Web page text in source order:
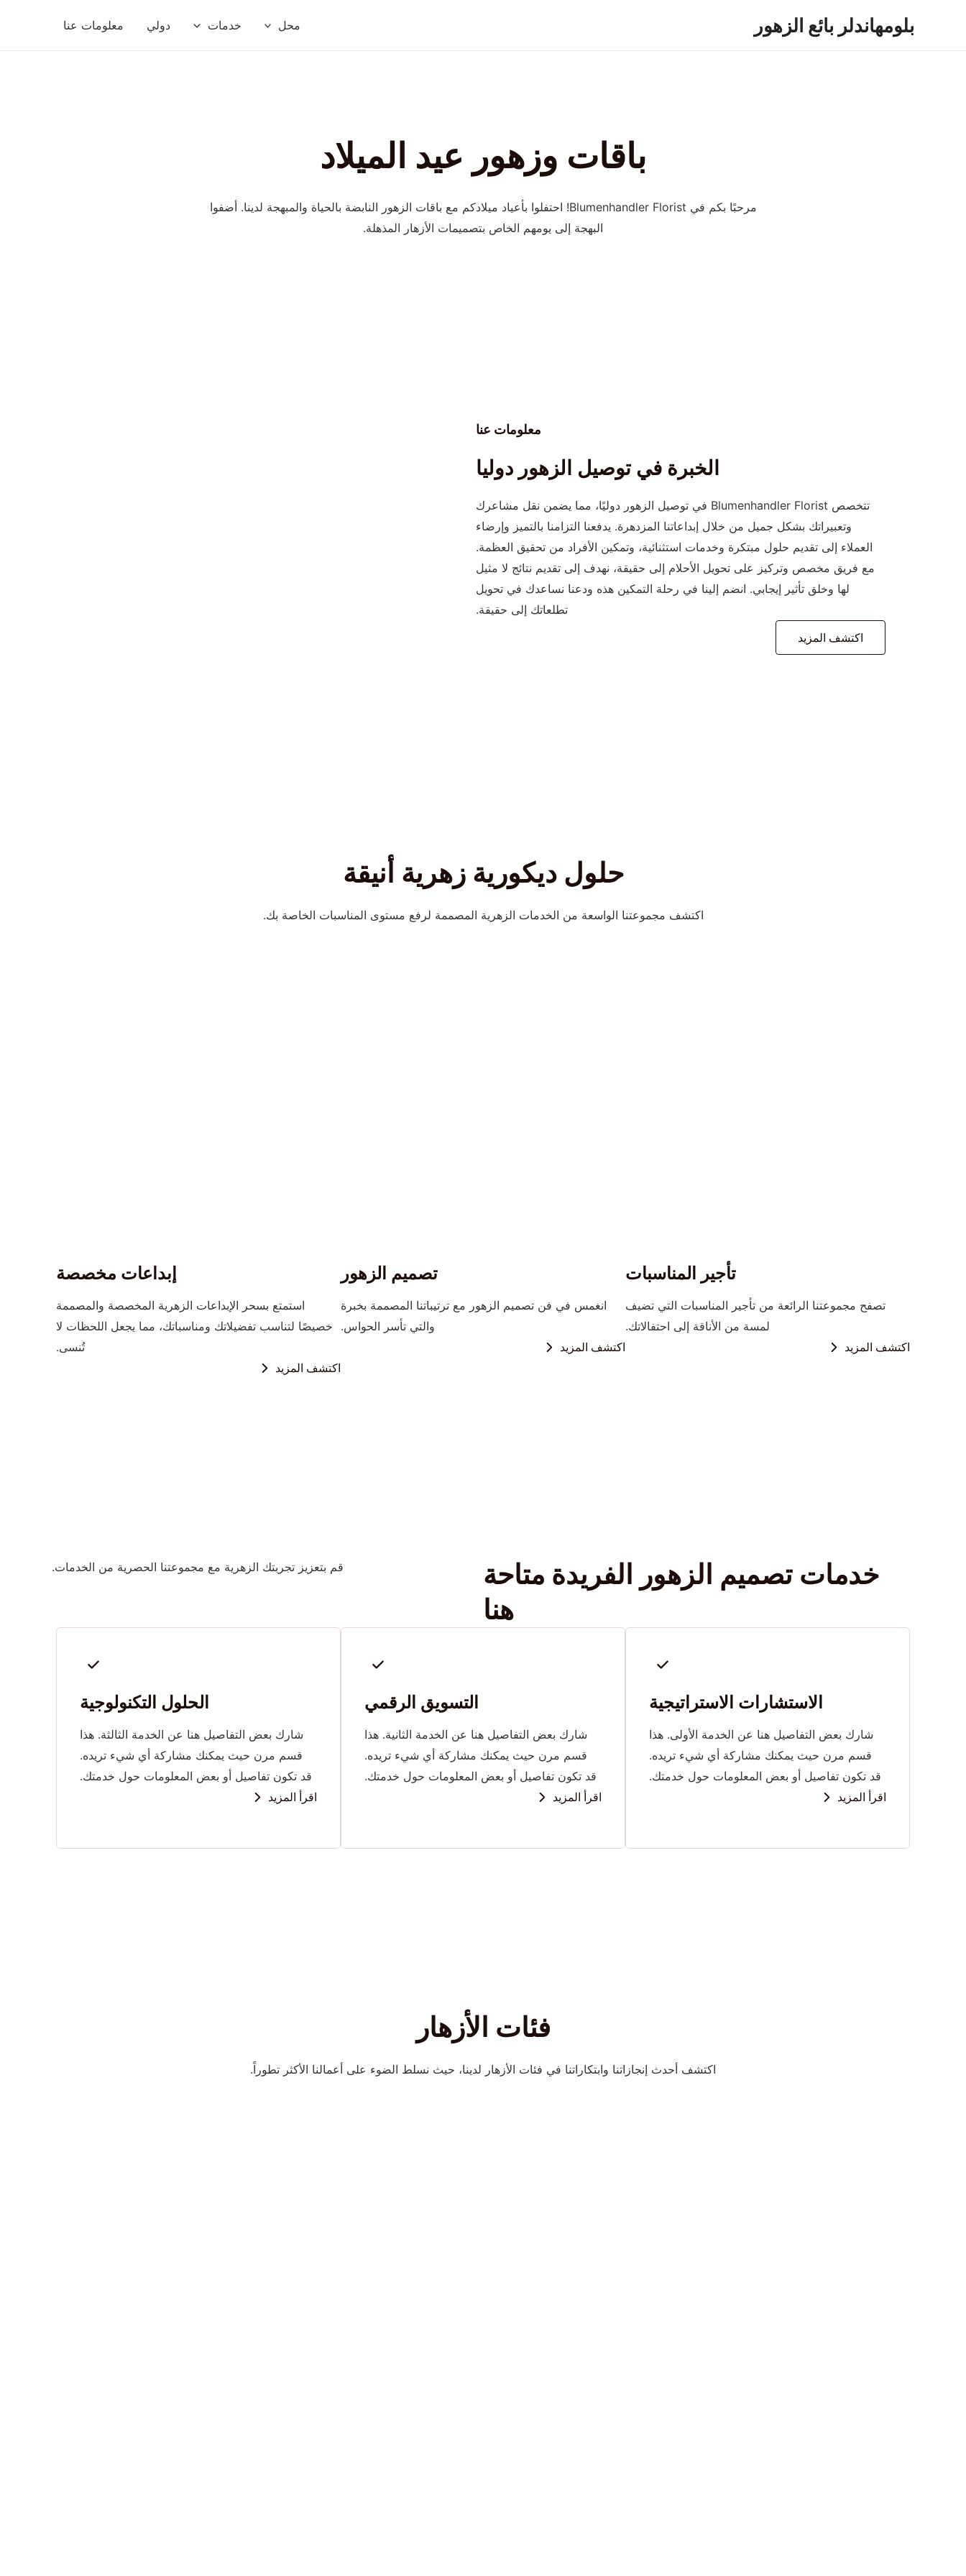
بلومهاندلر بائع الزهور محل خدمات دولي معلومات عنا
باقات وزهور عيد الميلاد
مرحبًا بكم في Blumenhandler Florist! احتفلوا بأعياد ميلادكم مع باقات الزهور النابضة بالحياة والمبهجة لدينا. أضفوا
البهجة إلى يومهم الخاص بتصميمات الأزهار المذهلة.
معلومات عنا
الخبرة في توصيل الزهور دوليا
تتخصص Blumenhandler Florist في توصيل الزهور دوليًا، مما يضمن نقل مشاعرك
وتعبيراتك بشكل جميل من خلال إبداعاتنا المزدهرة. يدفعنا التزامنا بالتميز وإرضاء
العملاء إلى تقديم حلول مبتكرة وخدمات استثنائية، وتمكين الأفراد من تحقيق العظمة.
مع فريق مخصص وتركيز على تحويل الأحلام إلى حقيقة، نهدف إلى تقديم نتائج لا مثيل
لها وخلق تأثير إيجابي. انضم إلينا في رحلة التمكين هذه ودعنا نساعدك في تحويل
تطلعاتك إلى حقيقة.
اكتشف المزيد
حلول ديكورية زهرية أنيقة
اكتشف مجموعتنا الواسعة من الخدمات الزهرية المصممة لرفع مستوى المناسبات الخاصة بك.
تأجير المناسبات
تصفح مجموعتنا الرائعة من تأجير المناسبات التي تضيف
لمسة من الأناقة إلى احتفالاتك.
اكتشف المزيد
تصميم الزهور
انغمس في فن تصميم الزهور مع ترتيباتنا المصممة بخبرة
والتي تأسر الحواس.
اكتشف المزيد
إبداعات مخصصة
استمتع بسحر الإبداعات الزهرية المخصصة والمصممة
خصيصًا لتناسب تفضيلاتك ومناسباتك، مما يجعل اللحظات لا
تُنسى.
اكتشف المزيد
خدمات تصميم الزهور الفريدة متاحة
هنا
قم بتعزيز تجربتك الزهرية مع مجموعتنا الحصرية من الخدمات.
الاستشارات الاستراتيجية
شارك بعض التفاصيل هنا عن الخدمة الأولى. هذا
قسم مرن حيث يمكنك مشاركة أي شيء تريده.
قد تكون تفاصيل أو بعض المعلومات حول خدمتك.
اقرأ المزيد
التسويق الرقمي
شارك بعض التفاصيل هنا عن الخدمة الثانية. هذا
قسم مرن حيث يمكنك مشاركة أي شيء تريده.
قد تكون تفاصيل أو بعض المعلومات حول خدمتك.
اقرأ المزيد
الحلول التكنولوجية
شارك بعض التفاصيل هنا عن الخدمة الثالثة. هذا
قسم مرن حيث يمكنك مشاركة أي شيء تريده.
قد تكون تفاصيل أو بعض المعلومات حول خدمتك.
اقرأ المزيد
فئات الأزهار
اكتشف أحدث إنجازاتنا وابتكاراتنا في فئات الأزهار لدينا، حيث نسلط الضوء على أعمالنا الأكثر تطوراً.